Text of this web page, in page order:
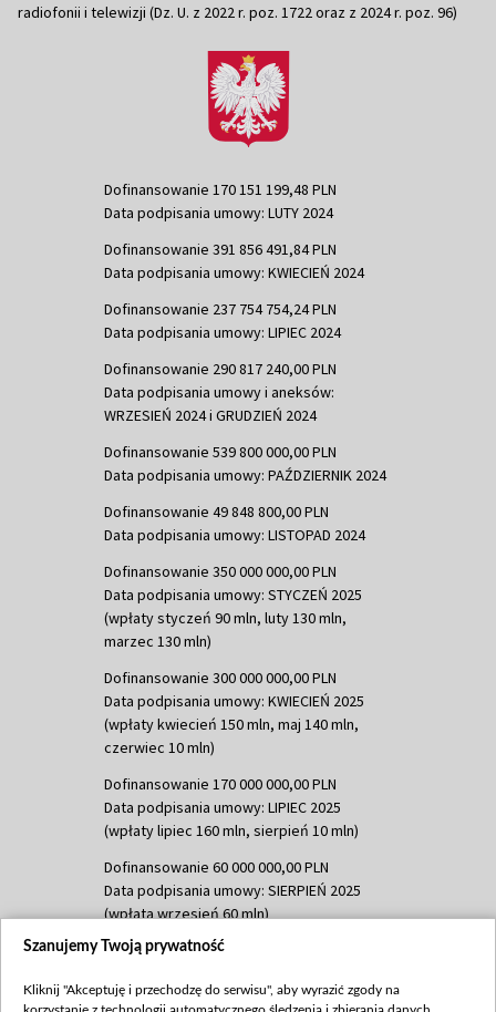
radiofonii i telewizji (Dz. U. z 2022 r. poz. 1722 oraz z 2024 r. poz. 96)
Dofinansowanie 170 151 199,48 PLN
Data podpisania umowy: LUTY 2024
Dofinansowanie 391 856 491,84 PLN
Data podpisania umowy: KWIECIEŃ 2024
Dofinansowanie 237 754 754,24 PLN
Data podpisania umowy: LIPIEC 2024
Dofinansowanie 290 817 240,00 PLN
Data podpisania umowy i aneksów:
WRZESIEŃ 2024 i GRUDZIEŃ 2024
Dofinansowanie 539 800 000,00 PLN
Data podpisania umowy: PAŹDZIERNIK 2024
Dofinansowanie 49 848 800,00 PLN
Data podpisania umowy: LISTOPAD 2024
Dofinansowanie 350 000 000,00 PLN
Data podpisania umowy: STYCZEŃ 2025
(wpłaty styczeń 90 mln, luty 130 mln,
marzec 130 mln)
Dofinansowanie 300 000 000,00 PLN
Data podpisania umowy: KWIECIEŃ 2025
(wpłaty kwiecień 150 mln, maj 140 mln,
czerwiec 10 mln)
Dofinansowanie 170 000 000,00 PLN
Data podpisania umowy: LIPIEC 2025
(wpłaty lipiec 160 mln, sierpień 10 mln)
Dofinansowanie 60 000 000,00 PLN
Data podpisania umowy: SIERPIEŃ 2025
(wpłata wrzesień 60 mln)
Dofinansowanie 635 783 051,21 PLN
(wpłata wrzesień 100 mln, październik 350
Szanujemy Twoją prywatność
Kliknij "Akceptuję i przechodzę do serwisu", aby wyrazić zgody na